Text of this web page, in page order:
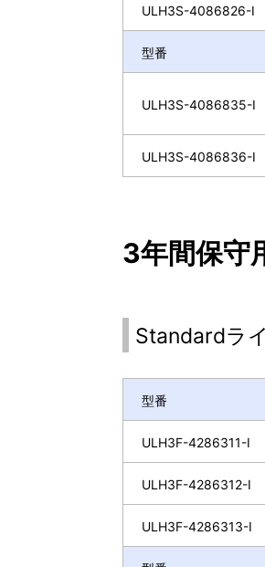
ULH3S-4086826-I
型番
ULH3S-4086835-I
ULH3S-4086836-I
3年間保守
Standardラ
型番
ULH3F-4286311-I
ULH3F-4286312-I
ULH3F-4286313-I